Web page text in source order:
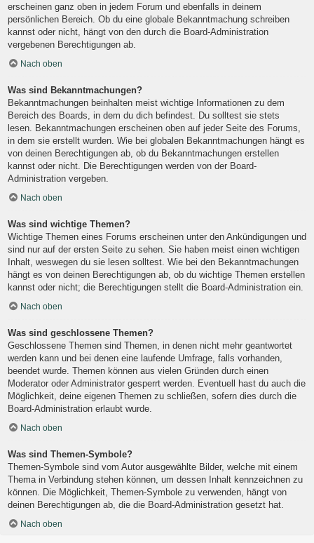
erscheinen ganz oben in jedem Forum und ebenfalls in deinem
persönlichen Bereich. Ob du eine globale Bekanntmachung schreiben
kannst oder nicht, hängt von den durch die Board-Administration
vergebenen Berechtigungen ab.
Nach oben
Was sind Bekanntmachungen?
Bekanntmachungen beinhalten meist wichtige Informationen zu dem
Bereich des Boards, in dem du dich befindest. Du solltest sie stets
lesen. Bekanntmachungen erscheinen oben auf jeder Seite des Forums,
in dem sie erstellt wurden. Wie bei globalen Bekanntmachungen hängt es
von deinen Berechtigungen ab, ob du Bekanntmachungen erstellen
kannst oder nicht. Die Berechtigungen werden von der Board-
Administration vergeben.
Nach oben
Was sind wichtige Themen?
Wichtige Themen eines Forums erscheinen unter den Ankündigungen und
sind nur auf der ersten Seite zu sehen. Sie haben meist einen wichtigen
Inhalt, weswegen du sie lesen solltest. Wie bei den Bekanntmachungen
hängt es von deinen Berechtigungen ab, ob du wichtige Themen erstellen
kannst oder nicht; die Berechtigungen stellt die Board-Administration ein.
Nach oben
Was sind geschlossene Themen?
Geschlossene Themen sind Themen, in denen nicht mehr geantwortet
werden kann und bei denen eine laufende Umfrage, falls vorhanden,
beendet wurde. Themen können aus vielen Gründen durch einen
Moderator oder Administrator gesperrt werden. Eventuell hast du auch die
Möglichkeit, deine eigenen Themen zu schließen, sofern dies durch die
Board-Administration erlaubt wurde.
Nach oben
Was sind Themen-Symbole?
Themen-Symbole sind vom Autor ausgewählte Bilder, welche mit einem
Thema in Verbindung stehen können, um dessen Inhalt kennzeichnen zu
können. Die Möglichkeit, Themen-Symbole zu verwenden, hängt von
deinen Berechtigungen ab, die die Board-Administration gesetzt hat.
Nach oben